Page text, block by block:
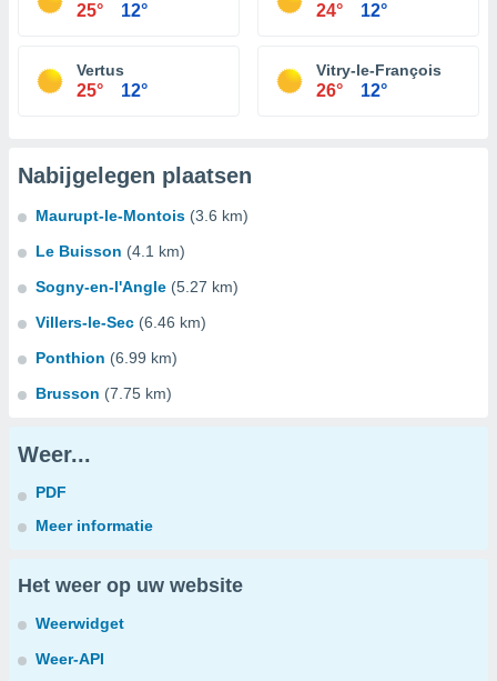
25° 12° 24° 12°
Vertus
25° 12°
Vitry-le-François
26° 12°
Nabijgelegen plaatsen
Maurupt-le-Montois (3.6 km)
Le Buisson (4.1 km)
Sogny-en-l'Angle (5.27 km)
Villers-le-Sec (6.46 km)
Ponthion (6.99 km)
Brusson (7.75 km)
Weer...
PDF
Meer informatie
Het weer op uw website
Weerwidget
Weer-API